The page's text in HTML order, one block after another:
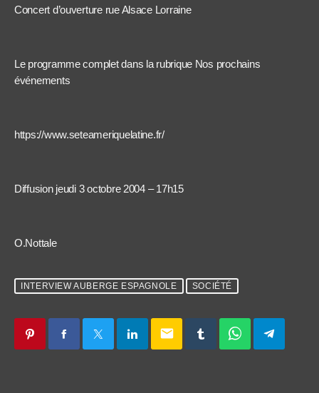
Concert d’ouverture rue Alsace Lorraine
Le programme complet dans la rubrique Nos prochains
événements
https://www.seteameriquelatine.fr/
Diffusion jeudi 3 octobre 2004 – 17h15
O.Nottale
INTERVIEW AUBERGE ESPAGNOLE SOCIÉTÉ
email